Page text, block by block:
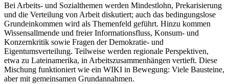
Bei Arbeits- und Sozialthemen werden Mindestlohn, Prekarisierung
und die Verteilung von Arbeit diskutiert; auch das bedingungslose
Grundeinkommen wird als Themenfeld geführt. Hinzu kommen
Wissensallmende und freier Informationsfluss, Konsum- und
Konzernkritik sowie Fragen der Demokratie- und
Eigentumsverteilung. Teilweise werden regionale Perspektiven,
etwa zu Lateinamerika, in Arbeitszusammenhängen vertieft. Diese
Mischung funktioniert wie ein WIKI in Bewegung: Viele Bausteine,
aber mit gemeinsamen Grundannahmen.